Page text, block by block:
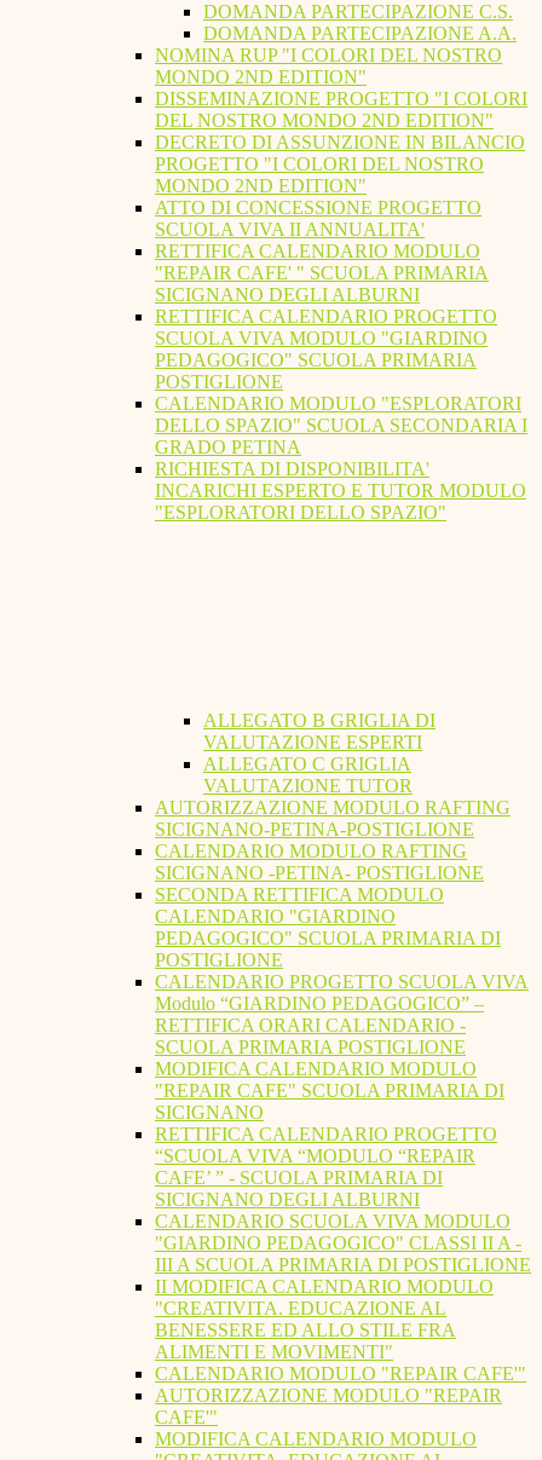
DOMANDA PARTECIPAZIONE C.S.
DOMANDA PARTECIPAZIONE A.A.
NOMINA RUP "I COLORI DEL NOSTRO
MONDO 2ND EDITION"
DISSEMINAZIONE PROGETTO "I COLORI
DEL NOSTRO MONDO 2ND EDITION"
DECRETO DI ASSUNZIONE IN BILANCIO
PROGETTO "I COLORI DEL NOSTRO
MONDO 2ND EDITION"
ATTO DI CONCESSIONE PROGETTO
SCUOLA VIVA II ANNUALITA'
RETTIFICA CALENDARIO MODULO
"REPAIR CAFE' " SCUOLA PRIMARIA
SICIGNANO DEGLI ALBURNI
RETTIFICA CALENDARIO PROGETTO
SCUOLA VIVA MODULO "GIARDINO
PEDAGOGICO" SCUOLA PRIMARIA
POSTIGLIONE
CALENDARIO MODULO "ESPLORATORI
DELLO SPAZIO" SCUOLA SECONDARIA I
GRADO PETINA
RICHIESTA DI DISPONIBILITA'
INCARICHI ESPERTO E TUTOR MODULO
"ESPLORATORI DELLO SPAZIO"
ALLEGATO B GRIGLIA DI
VALUTAZIONE ESPERTI
ALLEGATO C GRIGLIA
VALUTAZIONE TUTOR
AUTORIZZAZIONE MODULO RAFTING
SICIGNANO-PETINA-POSTIGLIONE
CALENDARIO MODULO RAFTING
SICIGNANO -PETINA- POSTIGLIONE
SECONDA RETTIFICA MODULO
CALENDARIO "GIARDINO
PEDAGOGICO" SCUOLA PRIMARIA DI
POSTIGLIONE
CALENDARIO PROGETTO SCUOLA VIVA
Modulo “GIARDINO PEDAGOGICO” –
RETTIFICA ORARI CALENDARIO -
SCUOLA PRIMARIA POSTIGLIONE
MODIFICA CALENDARIO MODULO
"REPAIR CAFE" SCUOLA PRIMARIA DI
SICIGNANO
RETTIFICA CALENDARIO PROGETTO
“SCUOLA VIVA “MODULO “REPAIR
CAFE’ ” - SCUOLA PRIMARIA DI
SICIGNANO DEGLI ALBURNI
CALENDARIO SCUOLA VIVA MODULO
"GIARDINO PEDAGOGICO" CLASSI II A -
III A SCUOLA PRIMARIA DI POSTIGLIONE
II MODIFICA CALENDARIO MODULO
"CREATIVITA. EDUCAZIONE AL
BENESSERE ED ALLO STILE FRA
ALIMENTI E MOVIMENTI"
CALENDARIO MODULO "REPAIR CAFE'"
AUTORIZZAZIONE MODULO "REPAIR
CAFE'"
MODIFICA CALENDARIO MODULO